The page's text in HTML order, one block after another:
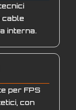
cable
interna.
per FPS
con